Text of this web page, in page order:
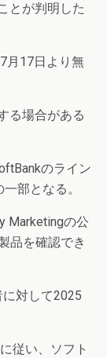
とが判明した
月17日より無
る場合がある
のライン
部となる。
Marketingの公
品を確認でき
対して2025
従い、ソフト